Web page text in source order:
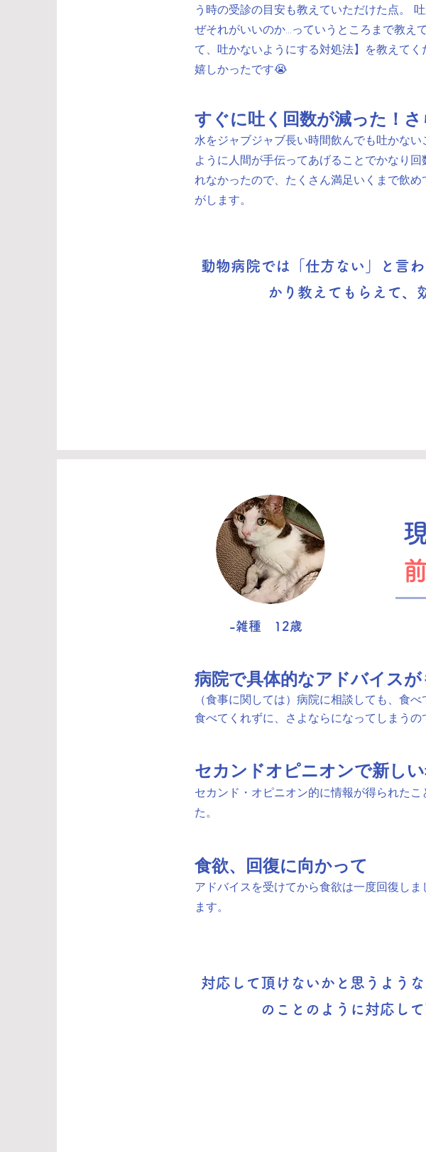
う時の受診の目安も教えていただけた点。
ぜそれがいいのか...っていうところまで教
て、吐かないようにする対処法】を教えて
嬉しかったです😭
すぐに吐く回数が減った！
水をジャブジャブ長い時間飲んでも吐かな
ように人間が手伝ってあげることでかなり
れなかったので、たくさん満足いくまで飲
がします。
動物病院では「仕方ない」と言
かり教えてもらえて、
-雑種 12歳
病院で具体的なアドバイス
（食事に関しては）病院に相談しても、食
食べてくれずに、さよならになってしまうの
セカンドオピニオンで新し
セカンド・オピニオン的に情報が得られた
た。
食欲、回復に向かって
アドバイスを受けてから食欲は一度回復し
ます。
対応して頂けないかと思うよう
のことのように対応し